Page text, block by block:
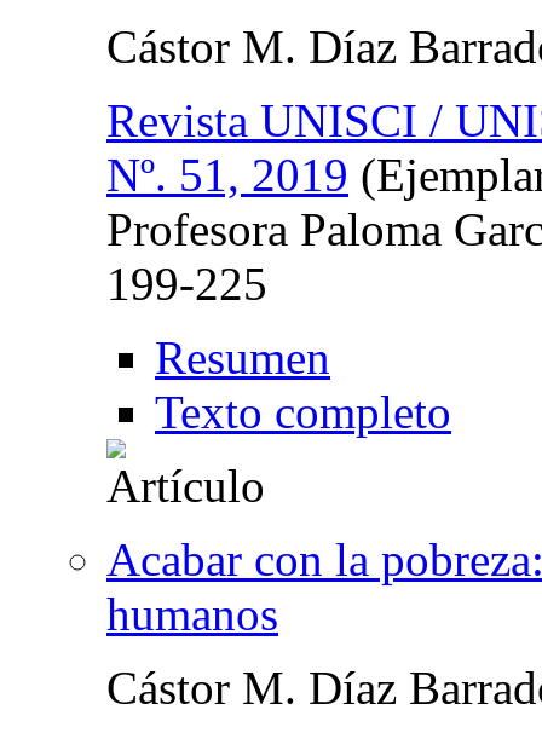
Cástor M. Díaz
Revista UNISCI /
Nº. 51, 2019
Profesora Paloma
199-225
Resumen
Texto completo
Acabar con la
humanos
Cástor M. Díaz